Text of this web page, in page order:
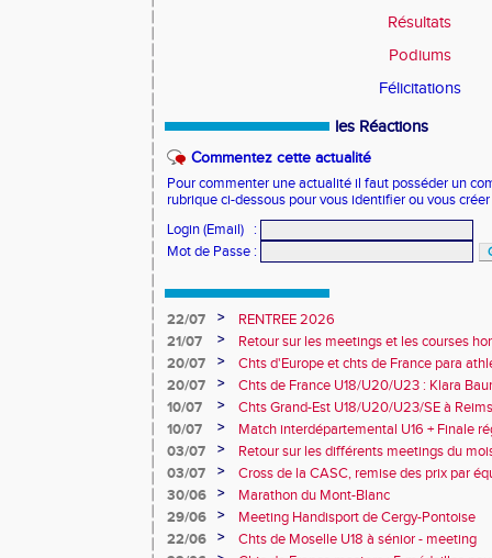
Résultats
Podiums
Félicitations
les Réactions
Commentez cette actualité
Pour commenter une actualité il faut posséder un
rubrique ci-dessous pour vous identifier ou vous
Login (Email)
:
Mot de Passe :
22/07 >
RENTREE 2026
21/07
>
Retour sur les meetings et les courses
20/07
>
Chts d'Europe et chts de France para
champion d'Europe et multiples
20/07 >
Chts de France U18/U20/U23 : Klara
10e
10/07 >
Chts Grand-Est U18/U20/U23/SE à
10/07
>
Match interdépartemental U16 + Finale
Obernai
03/07 >
Retour sur les différents meetings du
03/07
>
Cross de la CASC, remise des prix par
collèges
30/06 >
Marathon du Mont-Blanc
29/06
>
Meeting Handisport de Cergy-Pontoise
22/06
>
Chts de Moselle U18 à sénior - meeting